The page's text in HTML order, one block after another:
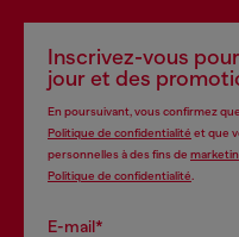
Inscrivez-vous
jour et des
En poursuivant, vous confirmez
Politique de confidentialité et que
personnelles à des fins de
Politique de confidentialité
E-mail*